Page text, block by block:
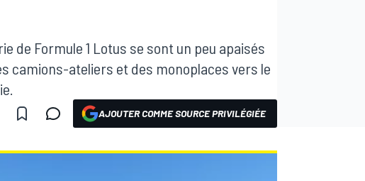
de Formule 1 Lotus se sont un peu apaisés
camions-ateliers et des monoplaces vers le
AJOUTER COMME SOURCE PRIVILÉGIÉE